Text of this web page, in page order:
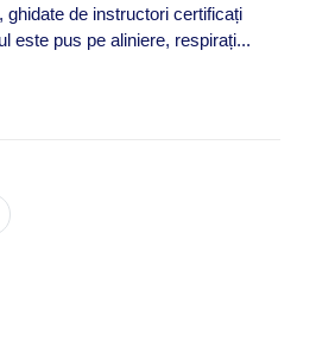
ghidate de instructori certificați
este pus pe aliniere, respirați...